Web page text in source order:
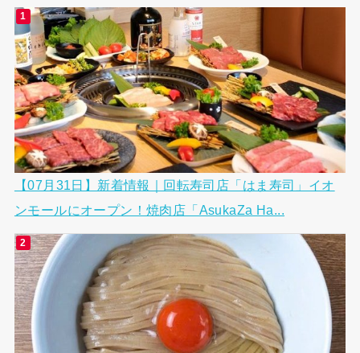
【07月31日】新着情報｜回転寿司店「はま寿司」イオ
ンモールにオープン！焼肉店「AsukaZa Ha...